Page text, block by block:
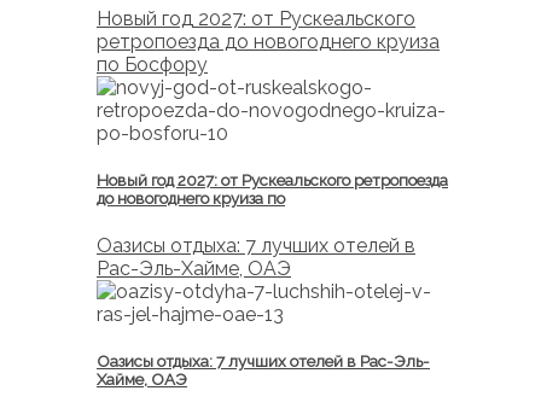
Новый год 2027: от Рускеальского
ретропоезда до новогоднего круиза
по Босфору
Новый год 2027: от Рускеальского ретропоезда
до новогоднего круиза по
Оазисы отдыха: 7 лучших отелей в
Рас-Эль-Хайме, ОАЭ
Оазисы отдыха: 7 лучших отелей в Рас-Эль-
Хайме, ОАЭ